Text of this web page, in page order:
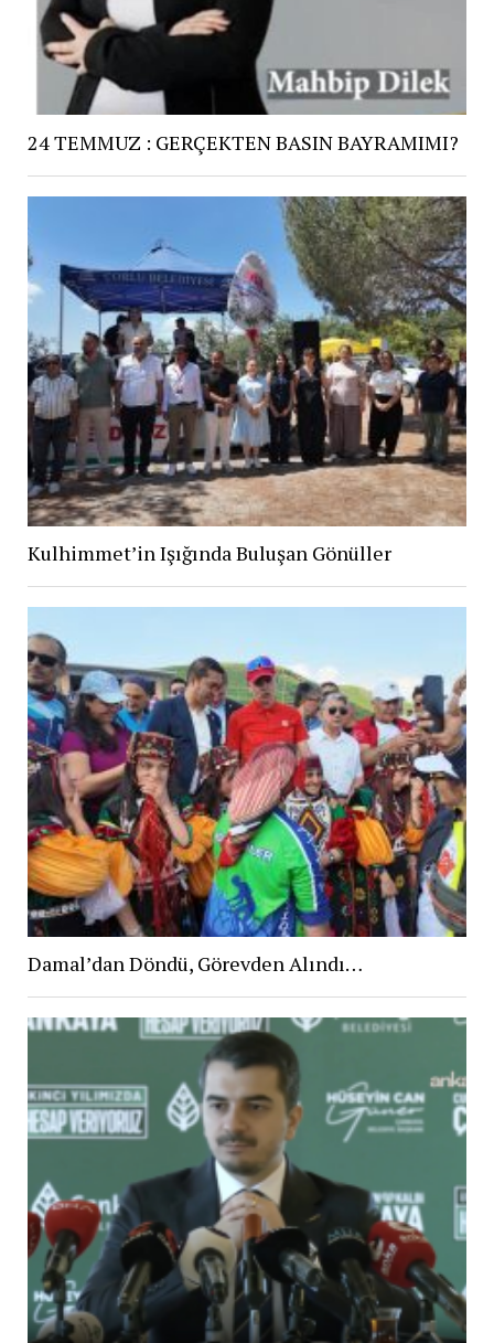
24 TEMMUZ : GERÇEKTEN BASIN BAYRAMIMI?
Kulhimmet’in Işığında Buluşan Gönüller
Damal’dan Döndü, Görevden Alındı…